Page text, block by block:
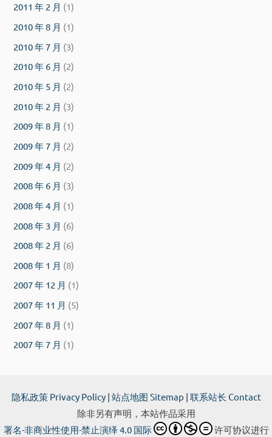
2011 年 2 月 (1)
2010 年 8 月 (1)
2010 年 7 月 (3)
2010 年 6 月 (2)
2010 年 5 月 (2)
2010 年 2 月 (3)
2009 年 8 月 (1)
2009 年 7 月 (2)
2009 年 4 月 (2)
2008 年 6 月 (3)
2008 年 4 月 (1)
2008 年 3 月 (6)
2008 年 2 月 (6)
2008 年 1 月 (8)
2007 年 12 月 (1)
2007 年 11 月 (5)
2007 年 8 月 (1)
2007 年 7 月 (1)
隐私政策 Privacy Policy| 站点地图 Sitemap | 联系站长 Contact
除非另有声明，本站作品采用
署名-非商业性使用-禁止演绎 4.0 国际
许可协议进行